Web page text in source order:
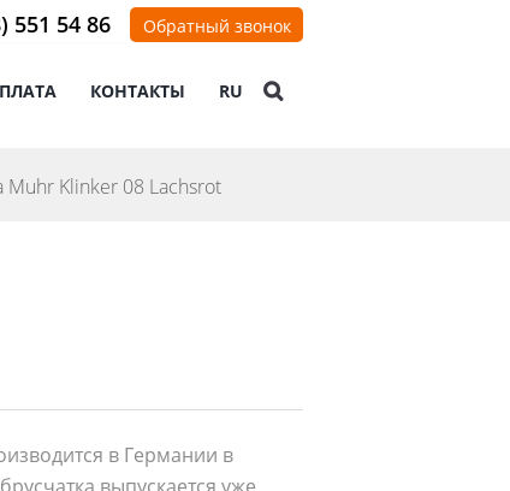
551 54 86 Обратный звонок
КОНТАКТЫ RU
Muhr Klinker 08 Lachsrot
в Германии в